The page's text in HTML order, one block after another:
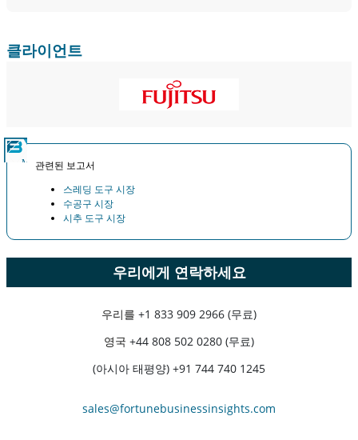
클라이언트
관련된 보고서
스레딩 도구 시장
수공구 시장
시추 도구 시장
우리에게 연락하세요
우리를 +1 833 909 2966 (무료)
영국 +44 808 502 0280 (무료)
(아시아 태평양) +91 744 740 1245
sales@fortunebusinessinsights.com